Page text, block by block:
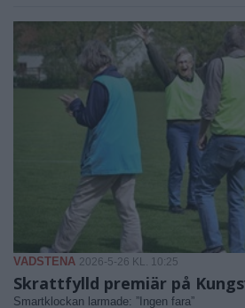
VADSTENA 2026-5-26 KL. 10:25
Skrattfylld premiär på
Smartklockan larmade: ”Ingen fara”